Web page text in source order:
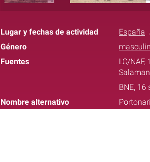
Lugar y fechas de actividad España
Género
Fuentes
LC/
BNE, 16
Nombre alternativo